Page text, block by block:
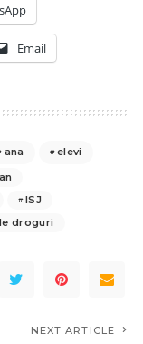
Email
ana
elevi
ISJ
droguri
NEXT ARTICLE